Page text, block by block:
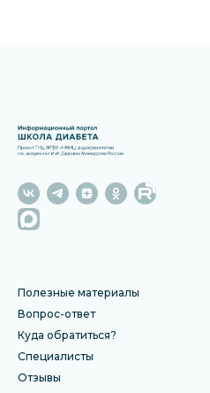
Полезные материалы
Вопрос-ответ
Куда обратиться?
Специалисты
Отзывы